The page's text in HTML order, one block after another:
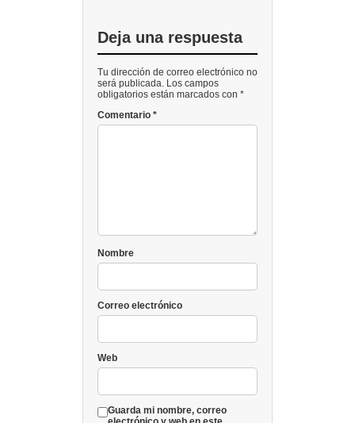
Deja una respuesta
Tu dirección de correo electrónico no
será publicada. Los campos
obligatorios están marcados con *
Comentario *
Nombre
Correo electrónico
Web
Guarda mi nombre, correo